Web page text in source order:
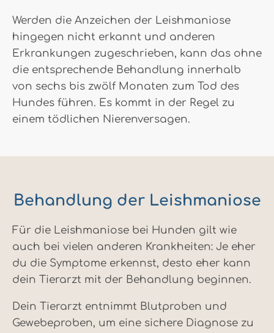
Werden die Anzeichen der Leishmaniose
hingegen nicht erkannt und anderen
Erkrankungen zugeschrieben, kann das ohne
die entsprechende Behandlung innerhalb
von sechs bis zwölf Monaten zum Tod des
Hundes führen. Es kommt in der Regel zu
einem tödlichen Nierenversagen.
Behandlung der Leishmaniose
Für die Leishmaniose bei Hunden gilt wie
auch bei vielen anderen Krankheiten: Je eher
du die Symptome erkennst, desto eher kann
dein Tierarzt mit der Behandlung beginnen.
Dein Tierarzt entnimmt Blutproben und
Gewebeproben, um eine sichere Diagnose zu